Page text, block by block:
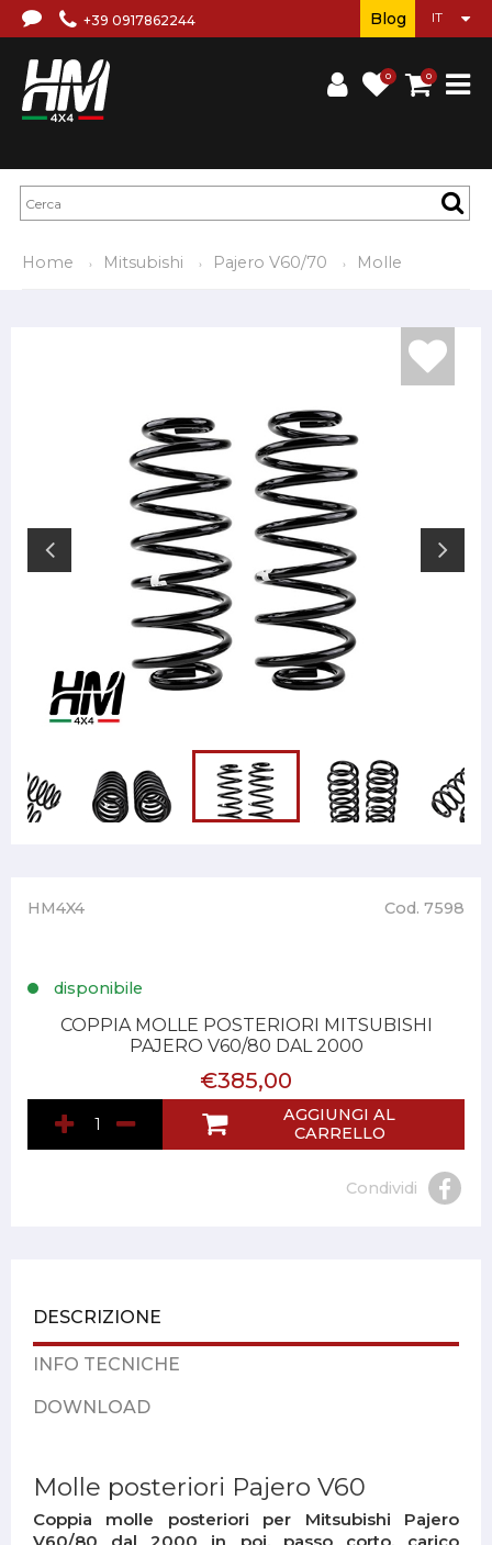
+39 0917862244
0 0
Blog
Home Mitsubishi Pajero V60/70 Molle
HM4X4 Cod. 7598
disponibile
COPPIA MOLLE POSTERIORI MITSUBISHI
PAJERO V60/80 DAL 2000
€385,00
AGGIUNGI AL
CARRELLO
Condividi
DESCRIZIONE
INFO TECNICHE
DOWNLOAD
Molle posteriori Pajero V60
Coppia molle posteriori per Mitsubishi Pajero